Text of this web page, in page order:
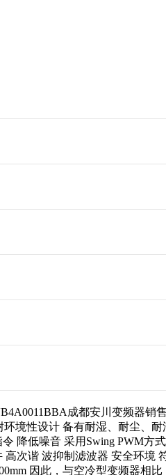
成都安川变频器
境性设计 备有耐湿、耐尘、
降低噪音 采用Swing PWM
次谐 波抑制滤波器 安全环境
因此，与空冷型变频器相